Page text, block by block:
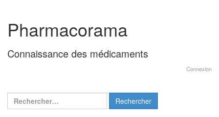
contenu
menu
principal
Pharmacorama
Connaissance des médicaments
Connexion
Rechercher :